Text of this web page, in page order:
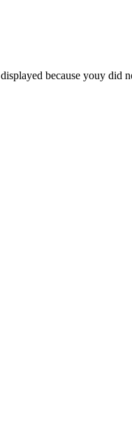
because youy did